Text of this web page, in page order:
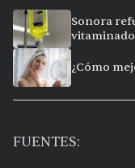
Sonora
¿Cómo
FUENTES: